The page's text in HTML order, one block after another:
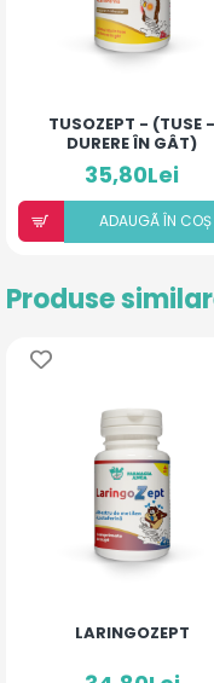
TUSOZEPT - (TUSE -
DURERE ÎN GÂT)
35,80Lei
ADAUGÃ ÎN COȘ
Produse
LARINGOZEPT